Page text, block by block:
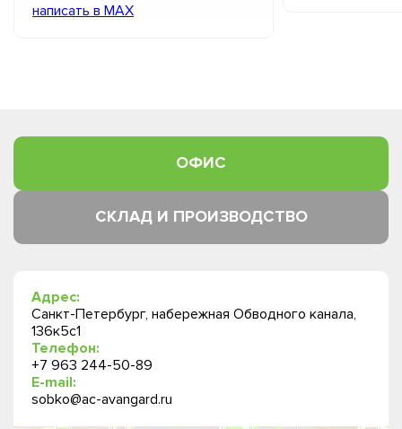
написать в MAX
ОФИС
СКЛАД И ПРОИЗВОДСТВО
Адрес:
Санкт-Петербург, набережная Обводного канала,
136к5с1
Телефон:
+7 963 244-50-89
E-mail:
sobko@ac-avangard.ru